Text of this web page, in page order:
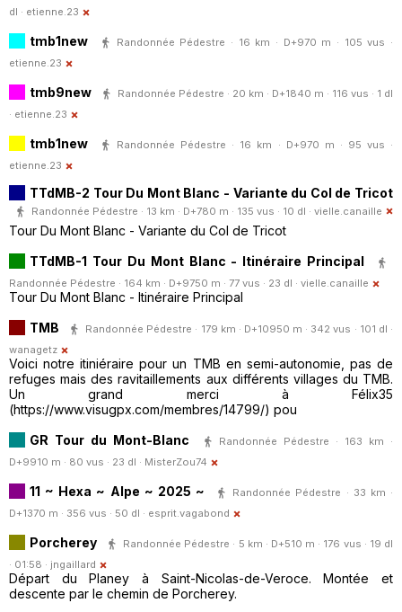
dl · etienne.23
tmb1new
Randonnée Pédestre · 16 km · D+970 m · 105 vus ·
etienne.23
tmb9new
Randonnée Pédestre · 20 km · D+1840 m · 116 vus · 1 dl
· etienne.23
tmb1new
Randonnée Pédestre · 16 km · D+970 m · 95 vus ·
etienne.23
TTdMB-2 Tour Du Mont Blanc - Variante du Col de Tricot
Randonnée Pédestre · 13 km · D+780 m · 135 vus · 10 dl · vielle.canaille
Tour Du Mont Blanc - Variante du Col de Tricot
TTdMB-1 Tour Du Mont Blanc - Itinéraire Principal
Randonnée Pédestre · 164 km · D+9750 m · 77 vus · 23 dl · vielle.canaille
Tour Du Mont Blanc - Itinéraire Principal
TMB
Randonnée Pédestre · 179 km · D+10950 m · 342 vus · 101 dl ·
wanagetz
Voici notre itiniéraire pour un TMB en semi-autonomie, pas de
refuges mais des ravitaillements aux différents villages du TMB.
Un grand merci à Félix35
(https://www.visugpx.com/membres/14799/) pou
GR Tour du Mont-Blanc
Randonnée Pédestre · 163 km ·
D+9910 m · 80 vus · 23 dl · MisterZou74
11 ~ Hexa ~ Alpe ~ 2025 ~
Randonnée Pédestre · 33 km ·
D+1370 m · 356 vus · 50 dl · esprit.vagabond
Porcherey
Randonnée Pédestre · 5 km · D+510 m · 176 vus · 19 dl
· 01:58 · jngaillard
Départ du Planey à Saint-Nicolas-de-Veroce. Montée et
descente par le chemin de Porcherey.